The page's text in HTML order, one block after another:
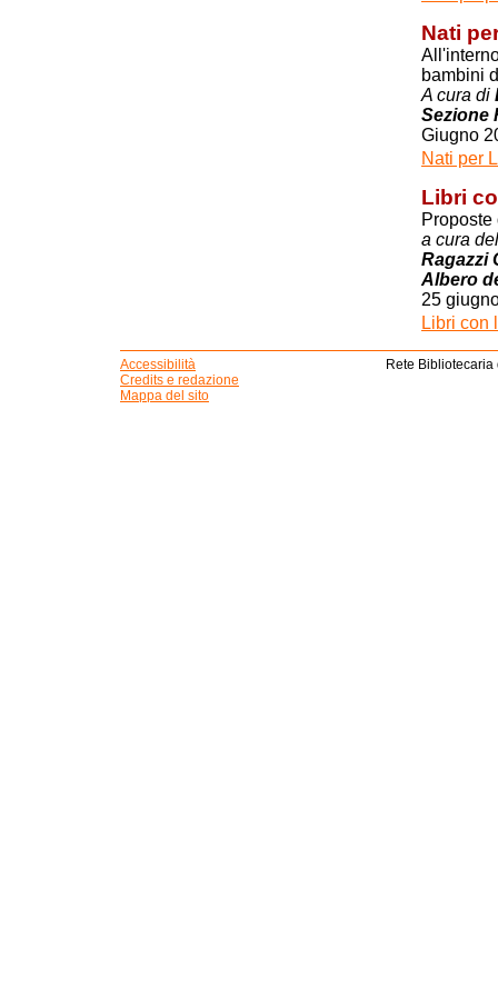
Nati
bambini
A cura di
Sezione
Giugno
Nati per
Libri
Proposte
a cura
Ragazzi
Albero
25
Libri con
Accessibilità
Credits e redazione
Mappa del sito
Rete